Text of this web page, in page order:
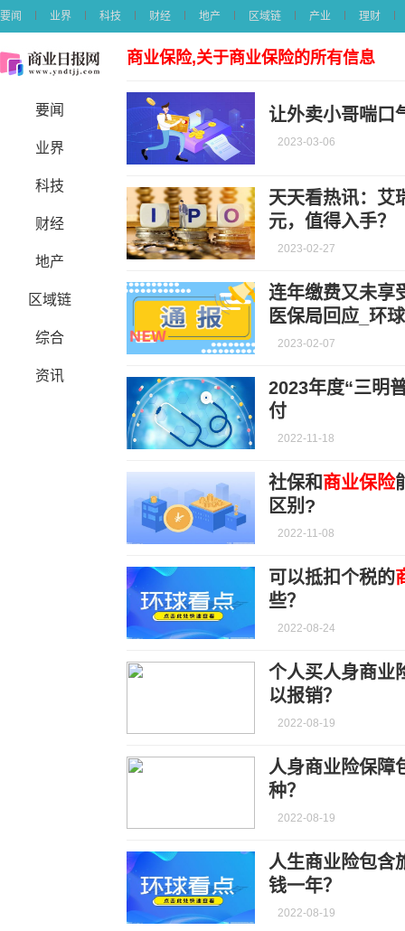
要闻 业界 科技 财经 地产 区域链 产业 理财
要闻
业界
科技
财经
地产
区域链
综合
资讯
商业保险,关于商业保险的所有信息
让外卖小哥喘口
2023-03-06
天天看热讯：艾
元，值得入手？
2023-02-27
连年缴费又未享
医保局回应_环
2023-02-07
2023年度“三明
付
2022-11-18
社保和商业保险
区别?
2022-11-08
可以抵扣个税的
些？
2022-08-24
个人买人身商业
以报销？
2022-08-19
人身商业险保障
种？
2022-08-19
人生商业险包含
钱一年？
2022-08-19